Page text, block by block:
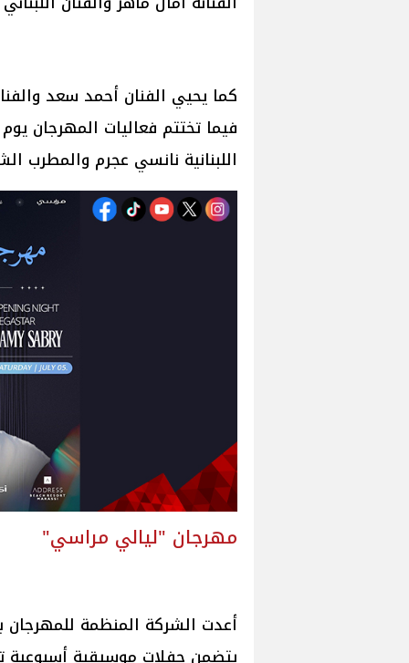
اللبنانية نانسي عجرم والمطرب
مهرجان "ليالي مراسي"
أعدت الشركة المنظمة للمهرجان
يتضمن حفلات موسيقية أسبوعية